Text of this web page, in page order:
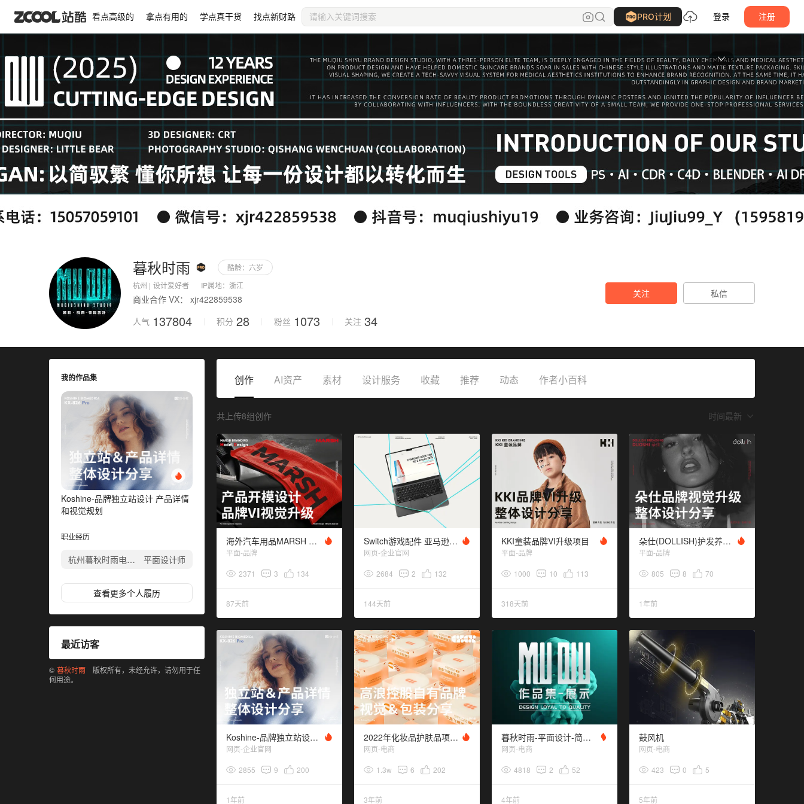
看点高级的 拿点有用的 学点真干货 找点新财路 PRO计划 登录 注册
装饰主页
审核通过后展示
上传图片
显示背景图
锁定背景图位置
纵向平铺
对齐 居左 居中 居右
背景色
个人主页封面大图
推荐尺寸2560x344，JPG / GIF / PNG，
上传图片
保存设置 取消保存
暮秋时雨 酷龄： 六岁
杭州 | 设计爱好者 IP属地： 浙江
商业合作 VX： xjr422859538
人气 137804 积分 28 粉丝 1073 关注 34
关注 私信
我的作品集
Koshine-品牌独立站设计 产品详情
和视觉规划
职业经历
杭州暮秋时雨电商科技有限公司 平面设计师
查看更多个人履历
最近访客
© 暮秋时雨
版权所有，未经允许，请勿用于任
何用途。
创作 AI资产 素材 设计服务 收藏 推荐 动态 作者小百科
共上传8组创作 时间最新
海外汽车用品MARSH 产品外观设计 品牌视觉升级
平面-品牌
2371 3 134
87天前
Switch游戏配件 亚马逊头部品牌官网设计
网页-企业官网
2684 2 132
144天前
KKI童装品牌VI升级项目
平面-品牌
1000 10 113
318天前
朵仕(DOLLISH)护发养发品牌 品牌升级
平面-品牌
805 8 70
1年前
Koshine-品牌独立站设计 产品详情和视觉规划
网页-企业官网
2855 9 200
1年前
2022年化妆品护肤品项目汇总分享
网页-电商
1.3w 6 202
3年前
暮秋时雨-平面设计-简历（电商，网页设计）
网页-电商
4818 2 52
4年前
鼓风机
网页-电商
423 0 5
5年前